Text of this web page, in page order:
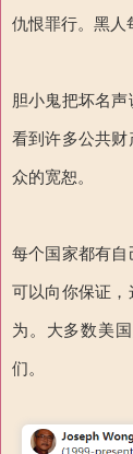
仇恨罪行。黑人
胆小鬼把坏名
看到许多公共
众的宽恕。
每个国家都有
可以向你保证
为。大多数美
们。